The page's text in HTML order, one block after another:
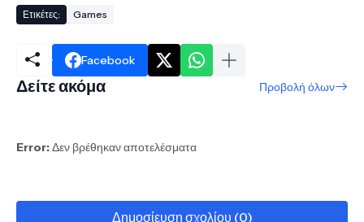
Ετικέτες: Games
Facebook
Δείτε ακόμα Προβολή όλων
Error:Δεν βρέθηκαν αποτελέσματα
Δημοσίευση σχολίου (0)